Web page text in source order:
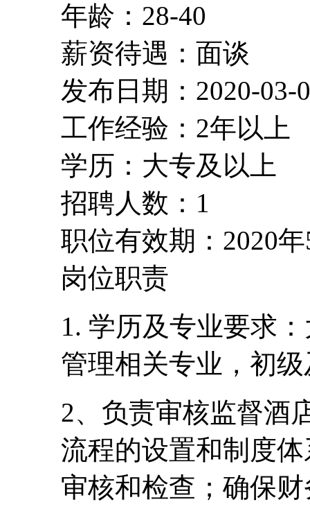
年龄：28-40
薪资待遇：面谈
发布日期：2020-03-
工作经验：2年以上
学历：大专及以上
招聘人数：1
职位有效期：2020
岗位职责
1. 学历及专业要求
管理相关专业，初
2、负责审核监督酒
流程的设置和制度
审核和检查；确保